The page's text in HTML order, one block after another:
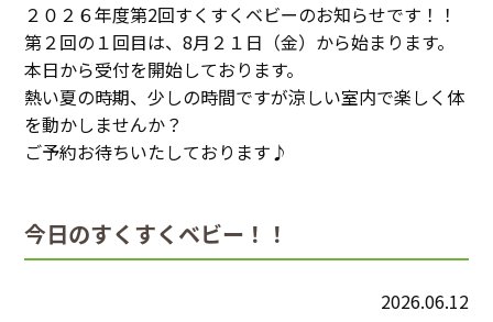
２０２６年度第2回すくすくベビーのお知らせです！！
第２回の１回目は、8月２１日（金）から始まります。
本日から受付を開始しております。
熱い夏の時期、少しの時間ですが涼しい室内で楽しく体
を動かしませんか？
ご予約お待ちいたしております♪
今日のすくすくベビー！！
2026.06.12